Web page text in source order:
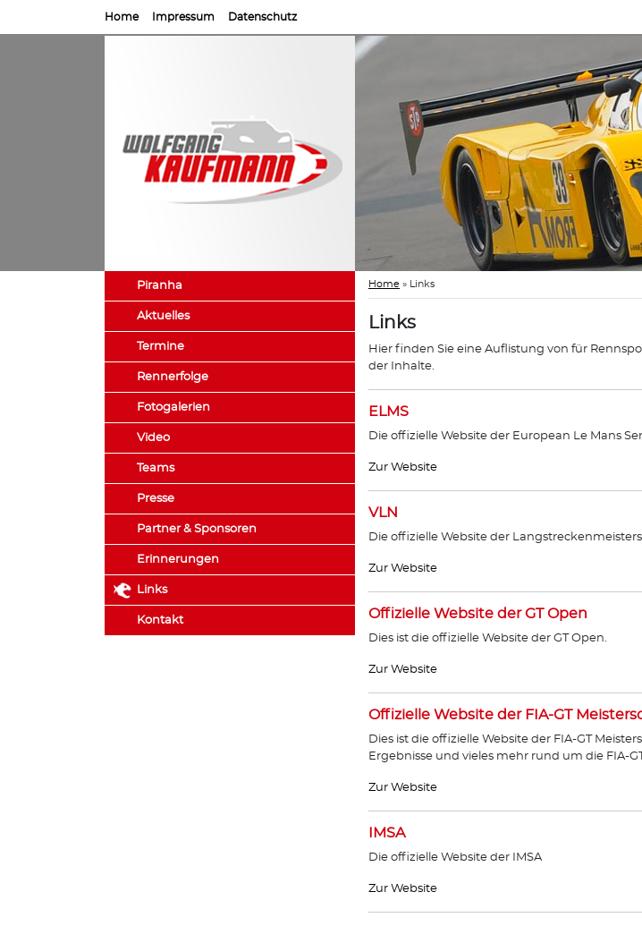
Home Impressum Datenschutz
Piranha
Aktuelles
Termine
Rennerfolge
Fotogalerien
Video
Teams
Presse
Partner & Sponsoren
Erinnerungen
Links
Kontakt
Home » Links
Links
Hier finden Sie eine Auflistung von für
der Inhalte.
ELMS
Die offizielle Website der European Le Mans
Zur Website
VLN
Die offizielle Website der
Zur Website
Offizielle Website der GT Open
Dies ist die offizielle Website der GT Open.
Zur Website
Offizielle Website der FIA-GT
Dies ist die offizielle Website der FIA-GT
Ergebnisse und vieles mehr rund um die FIA-
Zur Website
IMSA
Die offizielle Website der IMSA
Zur Website